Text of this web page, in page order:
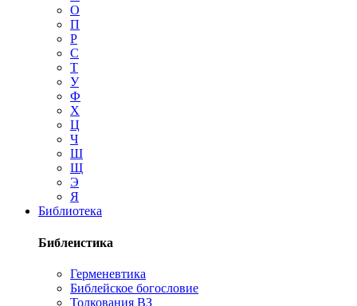
О
П
Р
С
Т
У
Ф
Х
Ц
Ч
Ш
Щ
Э
Я
Библиотека
Библеистика
Герменевтика
Библейское богословие
Толкования ВЗ